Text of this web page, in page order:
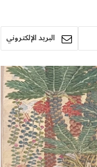
البريد الإلكتروني